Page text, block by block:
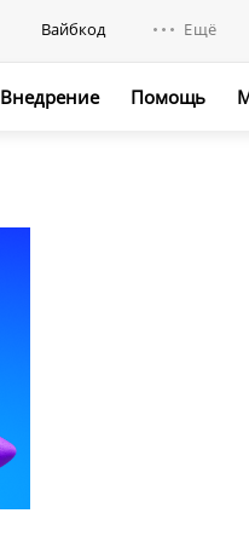
Вайбкод Ещё
Внедрение Помощь